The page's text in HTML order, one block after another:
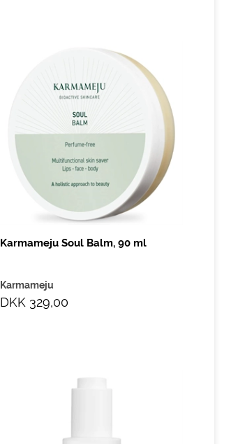
Karmameju Soul Balm, 90 ml
Karmameju
DKK 329,00